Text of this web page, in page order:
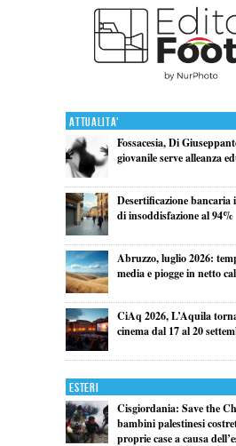
Attualita'
Fossacesia, Di
giovanile serve alleanza
Desertificazione bancaria
di insoddisfazione al 94%
Abruzzo, luglio 2026:
media e piogge in netto
CiAq 2026, L’Aquila
cinema dal 17 al 20
Esteri
Cisgiordania: Save the
bambini palestinesi
proprie case a causa